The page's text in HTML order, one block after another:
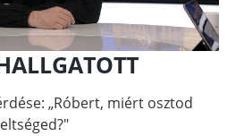
„Róbert, miért osztod